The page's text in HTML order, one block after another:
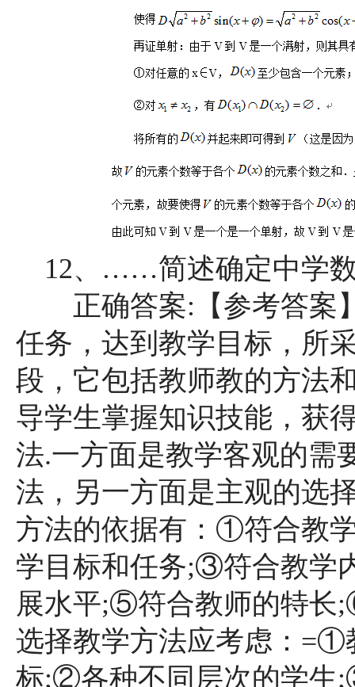
12、……简述确定中学
正确答案:【参考答案
任务，达到教学目标，所
段，它包括教师教的方法
导学生掌握知识技能，获
法.一方面是教学客观的需
法，另一方面是主观的选
方法的依据有：①符合教
学目标和任务;③符合教学
展水平;⑤符合教师的特长
选择教学方法应考虑：=①
标;②各种不同层次的学生